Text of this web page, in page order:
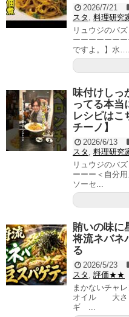
2026/7/21
スタ , 料理研究
リュウジのバ
ーーーーーー
ですよ。】水
味付けしっ
ってる本当
レシピはこ
チーノ】
2026/6/13
スタ , 料理研究
リュウジのバ
ーーー＜自分
ソーセ...
賄いの味に
将流ネバネ
る
2026/5/23
スタ , 評価★★
まかないチャ
オイル 大
ギ ...